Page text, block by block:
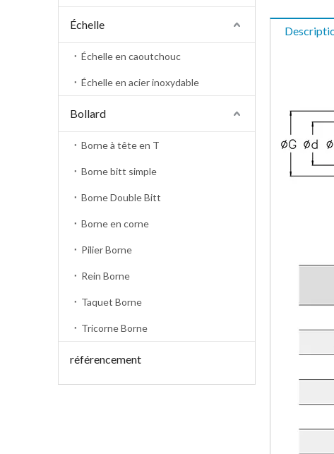
Échelle
Échelle en caoutchouc
Échelle en acier inoxydable
Bollard
Borne à tête en T
Borne bitt simple
Borne Double Bitt
Borne en corne
Pilier Borne
Rein Borne
Taquet Borne
Tricorne Borne
référencement